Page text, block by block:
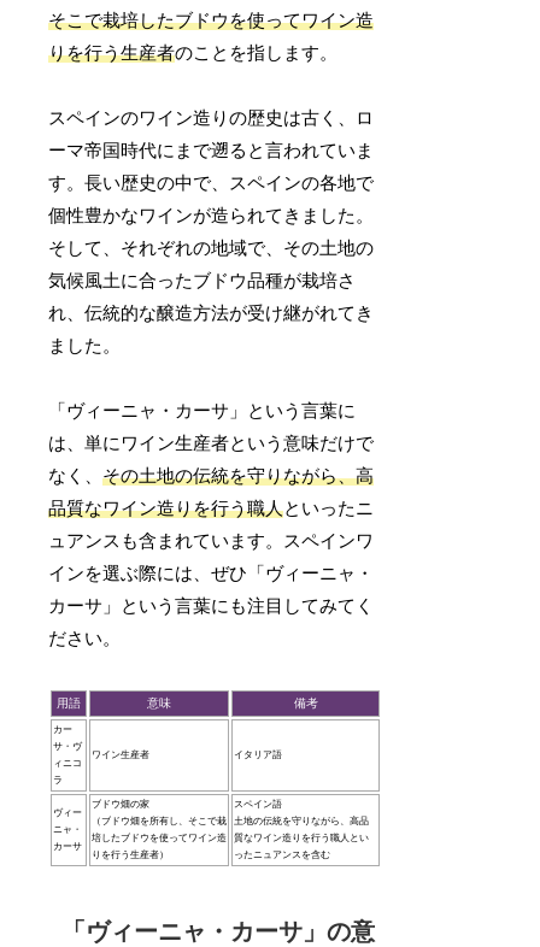
そこで栽培したブドウを使ってワイン造
りを行う生産者のことを指します。
スペインのワイン造りの歴史は古く、ロ
ーマ帝国時代にまで遡ると言われていま
す。長い歴史の中で、スペインの各地で
個性豊かなワインが造られてきました。
そして、それぞれの地域で、その土地の
気候風土に合ったブドウ品種が栽培さ
れ、伝統的な醸造方法が受け継がれてき
ました。
「ヴィーニャ・カーサ」という言葉に
は、単にワイン生産者という意味だけで
なく、その土地の伝統を守りながら、高
品質なワイン造りを行う職人といったニ
ュアンスも含まれています。スペインワ
インを選ぶ際には、ぜひ「ヴィーニャ・
カーサ」という言葉にも注目してみてく
ださい。
用語 意味 備考
カー
サ・ヴ
ィニコ
ラ
ワイン生産者 イタリア語
ヴィー
ニャ・
カーサ
ブドウ畑の家
（ブドウ畑を所有し、そこで栽
培したブドウを使ってワイン造
りを行う生産者）
スペイン語
土地の伝統を守りながら、高品
質なワイン造りを行う職人とい
ったニュアンスを含む
「ヴィーニャ・カーサ」の意